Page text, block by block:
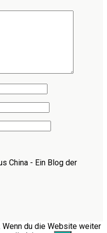
China - Ein Blog der
du die Website weiter